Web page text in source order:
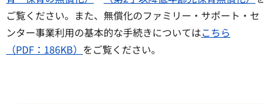
ご覧ください。また、無償化のファミリー・サポート・セ
ンター事業利用の基本的な手続きについてはこちら
（PDF：186KB） をご覧ください。